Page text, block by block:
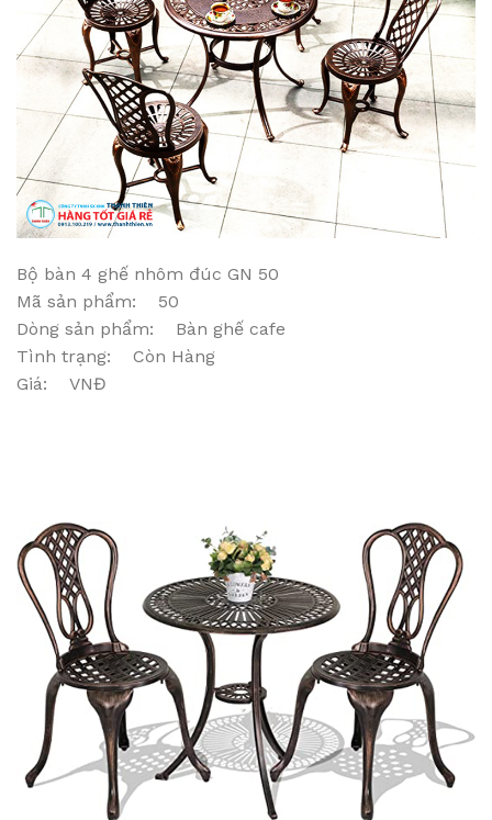
Bộ bàn 4 ghế nhôm đúc GN 50
Mã sản phẩm: 50
Dòng sản phẩm: Bàn ghế cafe
Tình trạng: Còn Hàng
Giá: VNĐ